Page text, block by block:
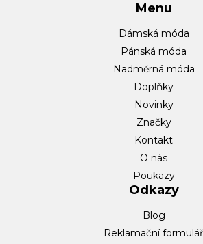
Menu
Dámská móda
Pánská móda
Nadměrná móda
Doplňky
Novinky
Značky
Kontakt
O nás
Poukazy
Odkazy
Blog
Reklamační formulář